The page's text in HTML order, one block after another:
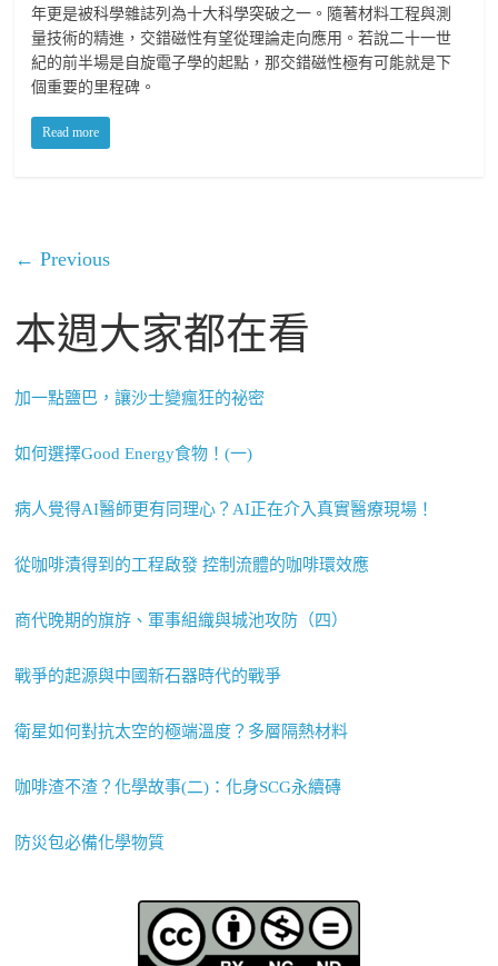
年更是被科學雜誌列為十大科學突破之一。隨著材料工程與測
量技術的精進，交錯磁性有望從理論走向應用。若說二十一世
紀的前半場是自旋電子學的起點，那交錯磁性極有可能就是下
個重要的里程碑。
Read more
← Previous
本週大家都在看
加一點鹽巴，讓沙士變瘋狂的祕密
如何選擇Good Energy食物！(一)
病人覺得AI醫師更有同理心？AI正在介入真實醫療現場！
從咖啡漬得到的工程啟發 控制流體的咖啡環效應
商代晚期的旗斿、軍事組織與城池攻防（四）
戰爭的起源與中國新石器時代的戰爭
衛星如何對抗太空的極端溫度？多層隔熱材料
咖啡渣不渣？化學故事(二)：化身SCG永續磚
防災包必備化學物質